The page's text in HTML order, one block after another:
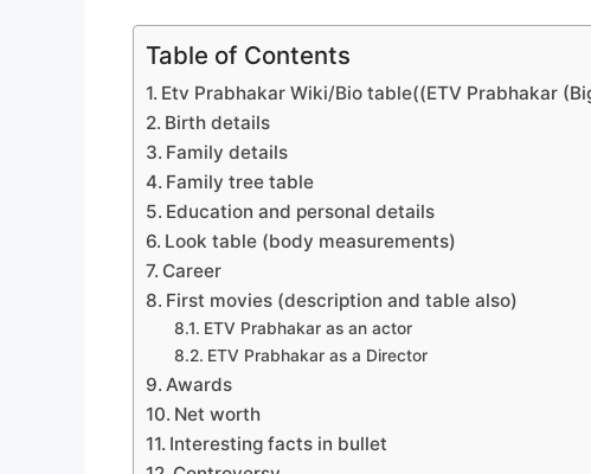
Table of Contents
Etv Prabhakar Wiki/Bio table((ETV Prabhakar
Birth details
Family details
Family tree table
Education and personal details
Look table (body measurements)
Career
First movies (description and table also)
ETV Prabhakar as an actor
ETV Prabhakar as a Director
Awards
Net worth
Interesting facts in bullet